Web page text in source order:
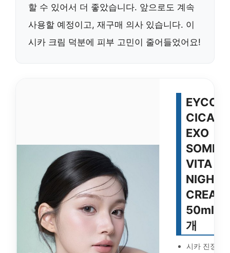
할 수 있어서 더 좋았습니다. 앞으로도 계속
사용할 예정이고, 재구매 의사 있습니다. 이
시카 크림 덕분에 피부 고민이 줄어들었어요!
EYCO
CICA
EXO
SOME
VITA
NIGHT
CREAM
50ml, 1
개
시카 진정 효